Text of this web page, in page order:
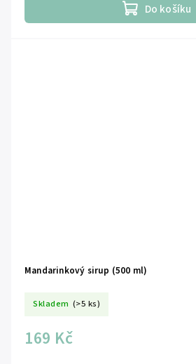
Do košíku
Mandarinkový sirup (500 ml)
Skladem (>5 ks)
169 Kč